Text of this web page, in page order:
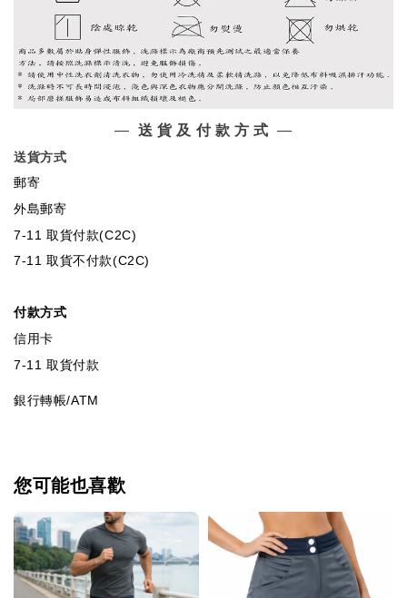
—送 貨 及 付 款 方 式 —
送貨方式
郵寄
外島郵寄
7-11 取貨付款(C2C)
7-11 取貨不付款(C2C)
付款方式
信用卡
7-11 取貨付款
銀行轉帳/ATM
您可能也喜歡